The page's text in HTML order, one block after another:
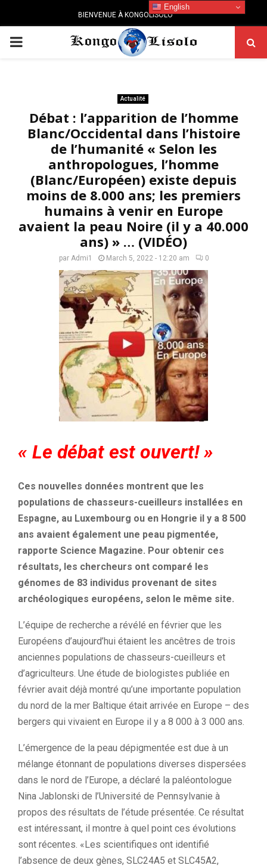
BIENVENUE À KONGOLISOLO
PRIMARY
Actualité
Débat : l’apparition de l’homme
Blanc/Occidental dans l’histoire
de l’humanité « Selon les
anthropologues, l’homme
(Blanc/Européen) existe depuis
moins de 8.000 ans; les premiers
humains à venir en Europe
avaient la peau Noire (il y a 40.000
ans) » … (VIDÉO)
par Admi1 March 5, 2022 - 12:20 am 0
« Le débat est ouvert! »
Ces nouvelles données montrent que les
populations de chasseurs-cueilleurs installées en
Espagne, au Luxembourg ou en Hongrie il y a 8 500
ans avaient également une peau pigmentée,
rapporte Science Magazine. Pour obtenir ces
résultats, les chercheurs ont comparé les
génomes de 83 individus provenant de sites
archéologiques européens, selon le même site.
L’équipe de recherche a révélé en février que les
Européens d’aujourd’hui étaient les ancêtres de trois
anciennes populations de chasseurs-cueilleurs et
d’agriculteurs. Une étude de biologistes publiée en
février avait déjà montré qu’une importante population
du nord de la mer Baltique était arrivée en Europe – des
bergers qui vivaient en Europe il y a 8 000 à 3 000 ans.
L’émergence de la peau dépigmentée est due à un
mélange étonnant de populations diverses dispersées
dans le nord de l’Europe, a déclaré la paléontologue
Nina Jablonski de l’Université de Pennsylvanie à
propos des résultats de l’étude présentée. Ce résultat
est intéressant, il montre à quel point ces évolutions
sont récentes. «Les scientifiques ont identifié
l’absence de deux gènes, SLC24A5 et SLC45A2,
English